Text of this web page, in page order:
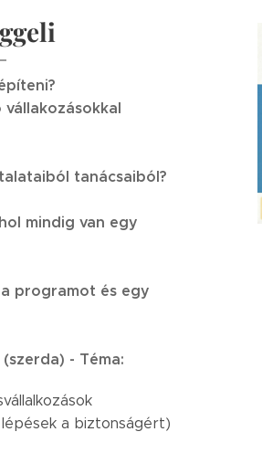
tanácsaiból?
mindig van egy
programot és egy
- Téma:
a biztonságért)